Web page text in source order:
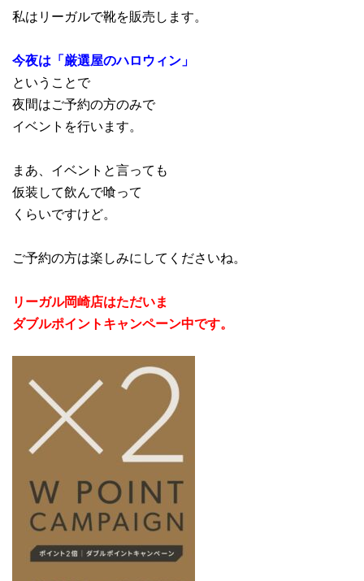
私はリーガルで靴を販売します。
今夜は「厳選屋のハロウィン」
ということで
夜間はご予約の方のみで
イベントを行います。
まあ、イベントと言っても
仮装して飲んで喰って
くらいですけど。
ご予約の方は楽しみにしてくださいね。
リーガル岡崎店はただいま
ダブルポイントキャンペーン中です。